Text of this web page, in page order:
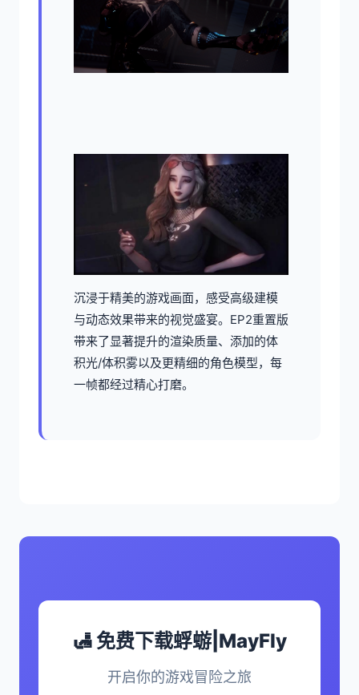
沉浸于精美的游戏画面，感受高级建模
与动态效果带来的视觉盛宴。EP2重置版
带来了显著提升的渲染质量、添加的体
积光/体积雾以及更精细的角色模型，每
一帧都经过精心打磨。
🛃 免费下载蜉蝣|MayFly
开启你的游戏冒险之旅